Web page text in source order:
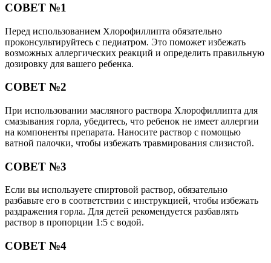
СОВЕТ №1
Перед использованием Хлорофиллипта обязательно
проконсультируйтесь с педиатром. Это поможет избежать
возможных аллергических реакций и определить правильную
дозировку для вашего ребенка.
СОВЕТ №2
При использовании масляного раствора Хлорофиллипта для
смазывания горла, убедитесь, что ребенок не имеет аллергии
на компоненты препарата. Наносите раствор с помощью
ватной палочки, чтобы избежать травмирования слизистой.
СОВЕТ №3
Если вы используете спиртовой раствор, обязательно
разбавьте его в соответствии с инструкцией, чтобы избежать
раздражения горла. Для детей рекомендуется разбавлять
раствор в пропорции 1:5 с водой.
СОВЕТ №4